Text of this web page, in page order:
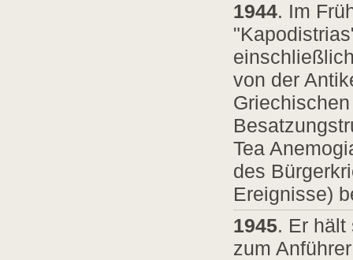
1944. Im
von der
Tea
des
Ereignisse)
1945. Er hält
zum